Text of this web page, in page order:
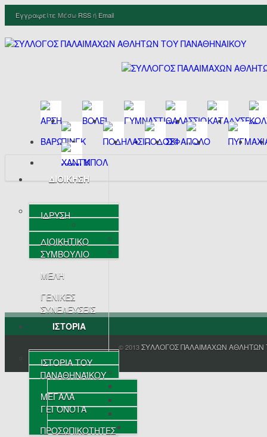
Εγγραφείτε Μέσω RSSή Email
ΔΙΟΙΚΗΣΗ
ΙΔΡΥΣΗ
ΔΙΟΙΚΗΤΙΚΟ
ΣΥΜΒΟΥΛΙΟ
ΜΕΛΗ
ΓΕΝΙΚΕΣ
ΣΥΝΕΛΕΥΣΕΙΣ
ΙΣΤΟΡΙΑ
ΙΣΤΟΡΙΑ ΤΟΥ
ΠΑΝΑΘΗΝΑΪΚΟΥ
ΜΕΓΑΛΑ
ΓΕΓΟΝΟΤΑ
ΠΡΟΣΩΠΙΚΟΤΗΤΕΣ
© 2013ΣΥΛΛΟΓΟΣ ΠΑΛΑΙΜΑΧΩΝ ΑΘΛΗΤΩΝ